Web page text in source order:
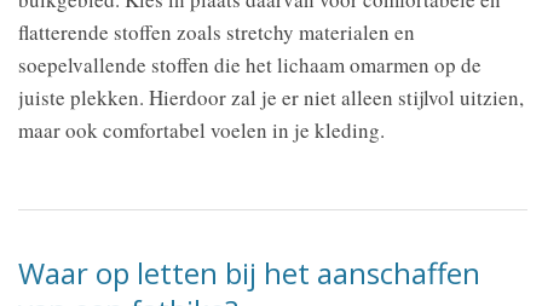
flatterende stoffen zoals stretchy materialen en
soepelvallende stoffen die het lichaam omarmen op de
juiste plekken. Hierdoor zal je er niet alleen stijlvol uitzien,
maar ook comfortabel voelen in je kleding.
Waar op letten bij het aanschaffen